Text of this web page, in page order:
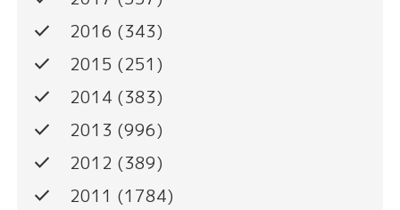
done 2016 (343)
done 2015 (251)
done 2014 (383)
done 2013 (996)
done 2012 (389)
done 2011 (1784)